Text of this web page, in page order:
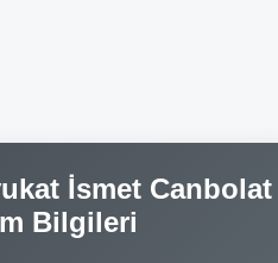
İsmet
Bilgileri